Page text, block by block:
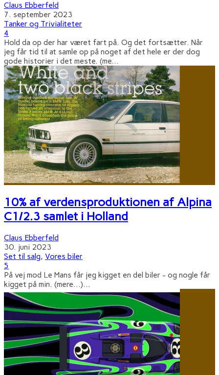
Claus Ebberfeld
7. september 2023
Tanker og Trivialiteter
4
Hold da op der har været fart på. Og det fortsætter. Når
jeg får tid til at samle op på noget af det hele er der dog
gode historier i det meste. (me...
10% af verdensproduktionen af Alpina
C1/2.3 samlet i Holland
Claus Ebberfeld
30. juni 2023
Set til salg, Vores biler
5
På vej mod Le Mans får jeg kigget en del biler - og nogle får
kigget på min. (mere…)...